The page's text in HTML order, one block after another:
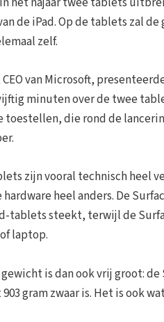
de iPad. Op de tablets zal
zelf.
van Microsoft,
minuten over de twee
toestellen, die rond de
zijn vooral technisch heel
heel anders. De
tablets steekt, terwijl de
laptop.
is dan ook vrij groot: de
gram zwaar is. Het is ook